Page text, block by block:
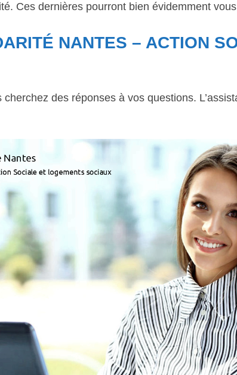
Ces dernières pourront bien évidemment
NANTES – ACTION
cherchez des réponses à vos questions.